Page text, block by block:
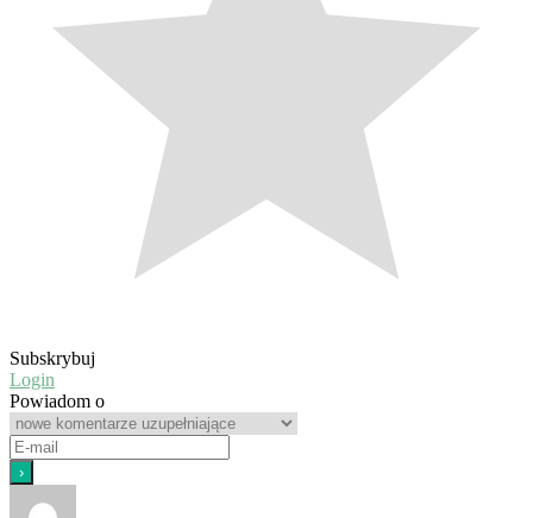
Subskrybuj
Login
Powiadom o